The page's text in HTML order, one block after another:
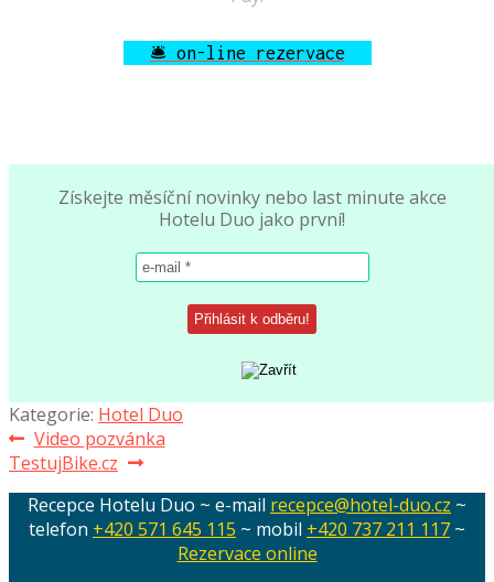
🛎 on-line rezervace
Získejte měsíční novinky nebo last minute akce
Hotelu Duo jako první!
Kategorie: Hotel Duo
Navigace
pro
příspěvek
Předchozí
příspěvek:
Video pozvánka
Následující
TestujBike.cz
Recepce Hotelu Duo ~ e-mail recepce@hotel-duo.cz ~
telefon +420 571 645 115 ~ mobil +420 737 211 117 ~
Rezervace online